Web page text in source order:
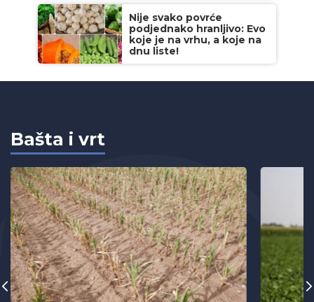
Nije svako povrće
podjednako hranljivo: Evo
koje je na vrhu, a koje na
dnu liste!
Bašta i vrt